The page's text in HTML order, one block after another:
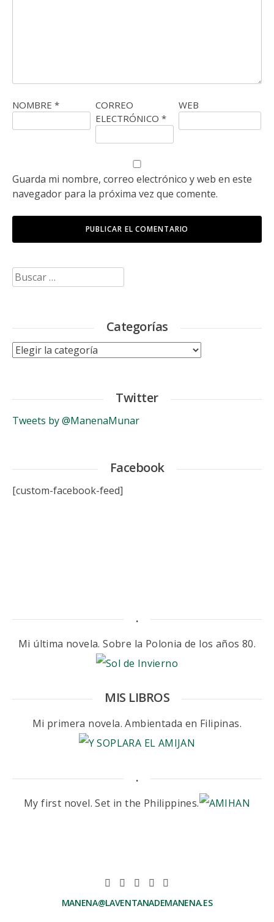
NOMBRE *
CORREO
ELECTRÓNICO *
WEB
Guarda mi nombre, correo electrónico y web en este
navegador para la próxima vez que comente.
Buscar:
Categorías
Categorías
Twitter
Tweets by @ManenaMunar
Facebook
[custom-facebook-feed]
.
Mi última novela. Sobre la Polonia de los años 80.
MIS LIBROS
Mi primera novela. Ambientada en Filipinas.
.
My first novel. Set in the Philippines.
MANENA@LAVENTANADEMANENA.ES